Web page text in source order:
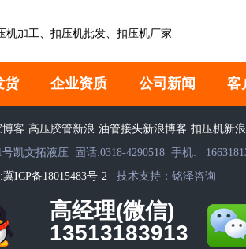
机加工、扣压机批发、扣压机厂家
高经理(微信)
13513183913
货 企业资质 公司新闻 客
客 高压胶管新浪 油管接头新浪博客 扣压机新
文拓液压 固话:0318-4290518 手机:
ICP备18015483号-2 技术支持：铭泽咨询